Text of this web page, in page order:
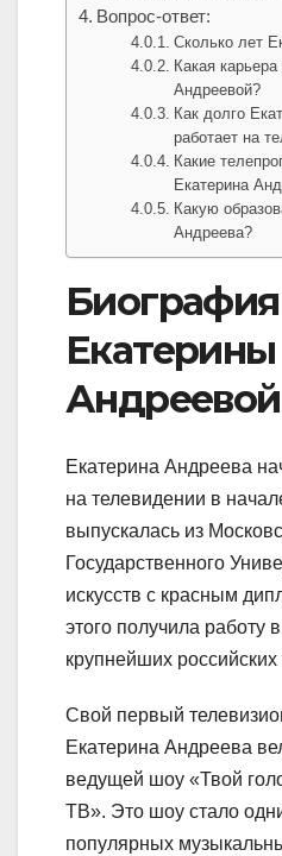
Вопрос-ответ:
Сколько лет
Какая
Андреевой?
Как долго
работает на
Какие
Екатерина
Какую
Андреева?
Биография
Екатерины
Андреевой
Екатерина Андреева
на телевидении в
выпускалась из
Государственного
искусств с красным
этого получила работу
крупнейших российских
Свой первый
Екатерина Андреева
ведущей шоу «Твой
ТВ». Это шоу стало
популярных